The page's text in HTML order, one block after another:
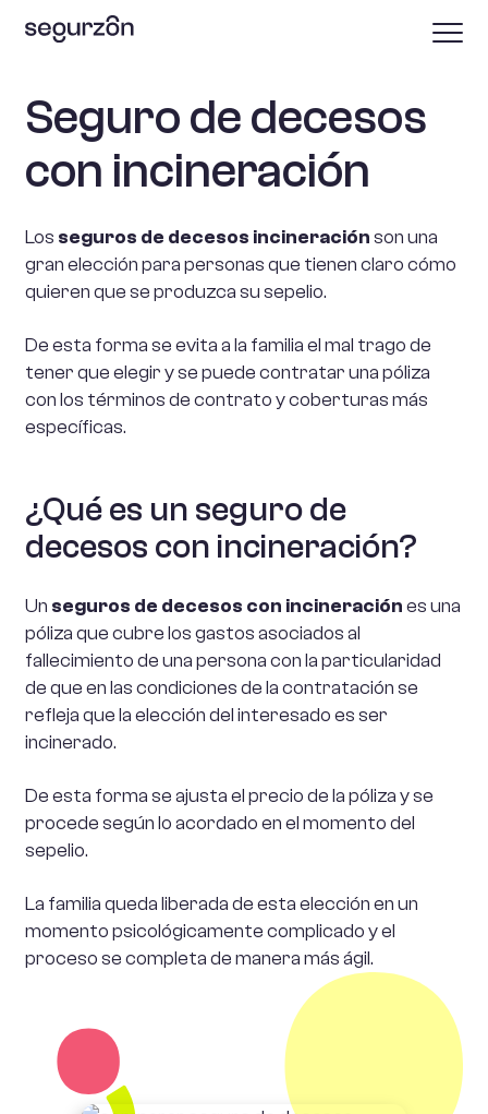
Seguro de decesos
con incineración
Los seguros de decesos incineraciónson una
gran elección para personas que tienen claro cómo
quieren que se produzca su sepelio.
De esta forma se evita a la familia el mal trago de
tener que elegir y se puede contratar una póliza
con los términos de contrato y coberturas más
específicas.
¿Qué es un seguro de
decesos con incineración?
Un seguros de decesos con incineraciónes una
póliza que cubre los gastos asociados al
fallecimiento de una persona con la particularidad
de que en las condiciones de la contratación se
refleja que la elección del interesado es ser
incinerado.
De esta forma se ajusta el precio de la póliza y se
procede según lo acordado en el momento del
sepelio.
La familia queda liberada de esta elección en un
momento psicológicamente complicado y el
proceso se completa de manera más ágil.